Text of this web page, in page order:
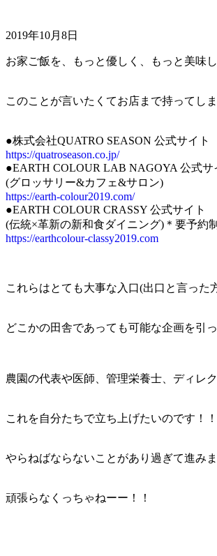
2019年10月8日
お家ご飯を、もっと優しく、もっと美味
このことが言いたくてお店まで持ってし
●株式会社QUATRO SEASON 公式サイト
https://quatroseason.co.jp/
●EARTH COLOUR LAB NAGOYA 公式サ
(グロッサリー&カフェ&サロン)
https://earth-colour2019.com/
●EARTH COLOUR CRASSY 公式サイト
(伝統×革新の新和食ダイニング)＊要予約
https://earthcolour-classy2019.com
これらはとても大事な入口(出口と言った
どこかの田舎であっても可能な企画を引
農園の代表や医師、管理栄養士、ディレ
これを自分たちで立ち上げたいのです！！
やらねばならないことがあり過ぎて進み
頑張らなくっちゃねーー！！